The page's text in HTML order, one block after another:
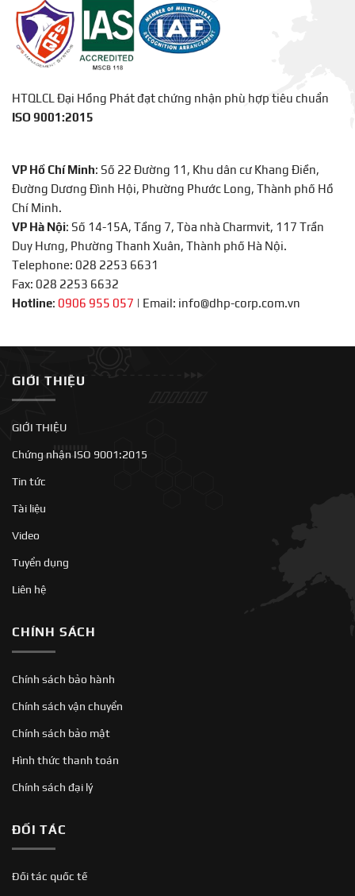
HTQLCL Đại Hồng Phát đạt chứng nhận phù hợp tiêu chuẩn
ISO 9001:2015
VP Hồ Chí Minh: Số 22 Đường 11, Khu dân cư Khang Điền,
Đường Dương Đình Hội, Phường Phước Long, Thành phố Hồ
Chí Minh.
VP Hà Nội: Số 14-15A, Tầng 7, Tòa nhà Charmvit, 117 Trần
Duy Hưng, Phường Thanh Xuân, Thành phố Hà Nội.
Telephone: 028 2253 6631
Fax: 028 2253 6632
Hotline: 0906 955 057 | Email: info@dhp-corp.com.vn
GIỚI THIỆU
GIỚI THIỆU
Chứng nhận ISO 9001:2015
Tin tức
Tài liệu
Video
Tuyển dụng
Liên hệ
CHÍNH SÁCH
Chính sách bảo hành
Chính sách vận chuyển
Chính sách bảo mật
Hình thức thanh toán
Chính sách đại lý
ĐỐI TÁC
Đối tác quốc tế